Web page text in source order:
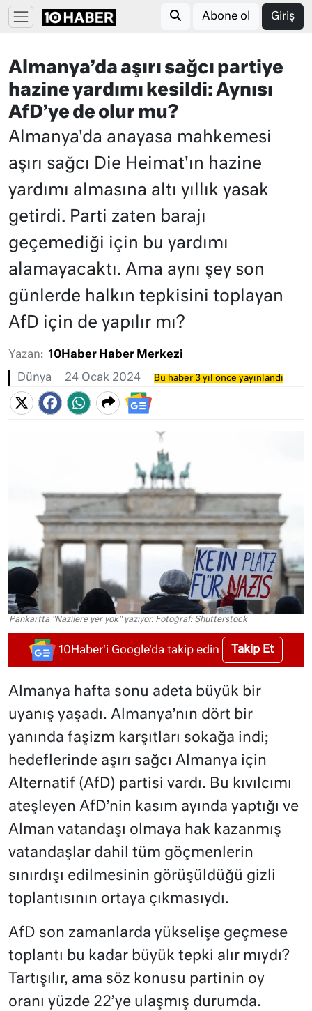
Abone ol Giriş
Almanya’da aşırı sağcı partiye
hazine yardımı kesildi: Aynısı
AfD’ye de olur mu?
Almanya'da anayasa mahkemesi
aşırı sağcı Die Heimat'ın hazine
yardımı almasına altı yıllık yasak
getirdi. Parti zaten barajı
geçemediği için bu yardımı
alamayacaktı. Ama aynı şey son
günlerde halkın tepkisini toplayan
AfD için de yapılır mı?
Yazan: 10Haber Haber Merkezi
Dünya 24 Ocak 2024 Bu haber 3 yıl önce yayınlandı
Pankartta "Nazilere yer yok" yazıyor. Fotoğraf: Shutterstock
10Haber'i Google'da takip edin Takip Et
Almanya hafta sonu adeta büyük bir
uyanış yaşadı. Almanya’nın dört bir
yanında faşizm karşıtları sokağa indi;
hedeflerinde aşırı sağcı Almanya için
Alternatif (AfD) partisi vardı. Bu kıvılcımı
ateşleyen AfD’nin kasım ayında yaptığı ve
Alman vatandaşı olmaya hak kazanmış
vatandaşlar dahil tüm göçmenlerin
sınırdışı edilmesinin görüşüldüğü gizli
toplantısının ortaya çıkmasıydı.
AfD son zamanlarda yükselişe geçmese
toplantı bu kadar büyük tepki alır mıydı?
Tartışılır, ama söz konusu partinin oy
oranı yüzde 22’ye ulaşmış durumda.